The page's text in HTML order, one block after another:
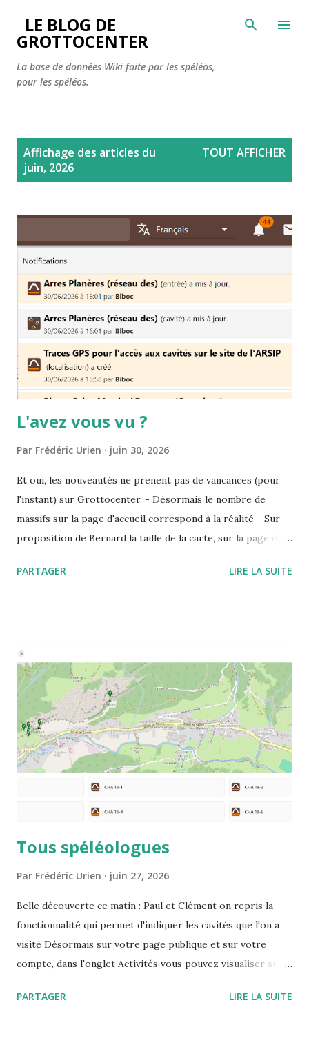
Accéder au contenu principal
LE BLOG DE
GROTTOCENTER
La base de données Wiki faite par les spéléos,
pour les spéléos.
Affichage des articles du
juin, 2026
TOUT AFFICHER
L'avez vous vu ?
Par Frédéric Urien juin 30, 2026
Et oui, les nouveautés ne prenent pas de vancances (pour
l'instant) sur Grottocenter. - Désormais le nombre de
massifs sur la page d'accueil correspond à la réalité - Sur
proposition de Bernard la taille de la carte, sur la page des
droit de l'écran : c'est plus joli ! - Et vous pouvez désormais
PARTAGER LIRE LA SUITE
Tous spéléologues
Par Frédéric Urien juin 27, 2026
Belle découverte ce matin : Paul et Clément on repris la
fonctionnalité qui permet d'indiquer les cavités que l'on a
visité Désormais sur votre page publique et sur votre
compte, dans l'onglet Activités vous pouvez visualiser sur
aussi celles qui ont été visitées par les autres personnes
PARTAGER LIRE LA SUITE